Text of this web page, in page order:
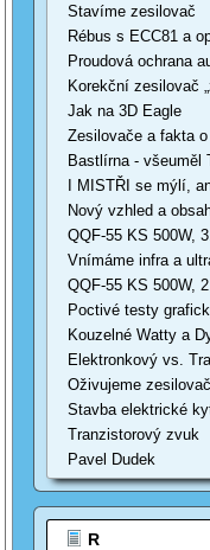
Stavíme zesilovač
Rébus s ECC81 a
Proudová ochrana
Korekční zesilovač
Jak na 3D Eagle
Zesilovače a fakta
Bastlírna - všeuměl
I MISTŘI se mýlí,
Nový vzhled a
QQF-55 KS 500W,
Vnímáme infra a
QQF-55 KS 500W,
Poctivé testy
Kouzelné Watty a
Elektronkový vs.
Oživujeme zesilovač
Stavba elektrické
Tranzistorový zvuk
Pavel Dudek
R